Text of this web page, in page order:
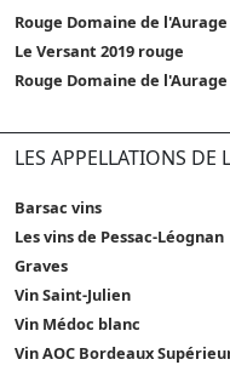
Rouge Domaine de l'Aurage
Le Versant 2019 rouge
Rouge Domaine de l'Aurage
LES APPELLATIONS DE
Barsac vins
Les vins de Pessac-Léognan
Graves
Vin Saint-Julien
Vin Médoc blanc
Vin AOC Bordeaux